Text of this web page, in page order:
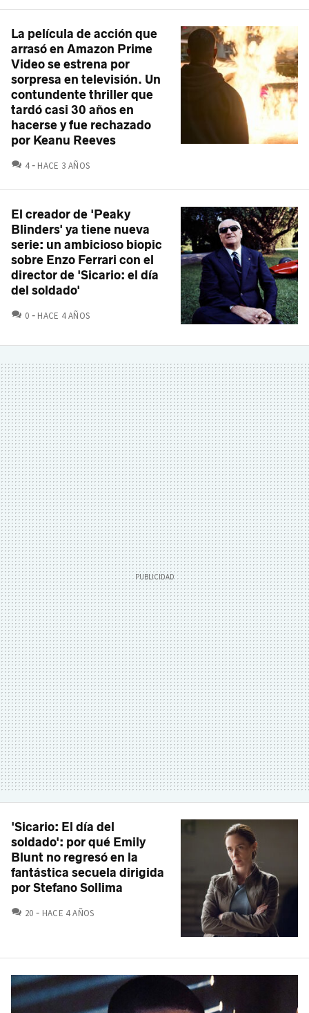
La película de acción que
arrasó en Amazon Prime
Video se estrena por
sorpresa en televisión. Un
contundente thriller que
tardó casi 30 años en
hacerse y fue rechazado
por Keanu Reeves
4 COMENTARIOS
HACE 3 AÑOS
El creador de 'Peaky
Blinders' ya tiene nueva
serie: un ambicioso biopic
sobre Enzo Ferrari con el
director de 'Sicario: el día
del soldado'
0 COMENTARIOS
HACE 4 AÑOS
'Sicario: El día del
soldado': por qué Emily
Blunt no regresó en la
fantástica secuela dirigida
por Stefano Sollima
20 COMENTARIOS
HACE 4 AÑOS